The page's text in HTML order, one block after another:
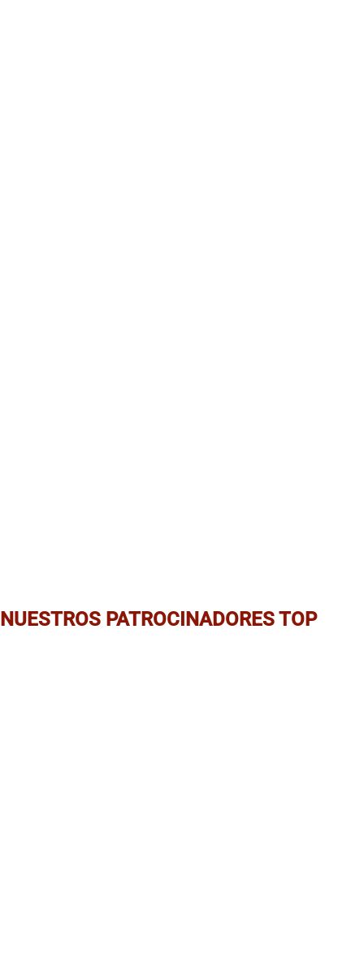
NUESTROS PATROCINADORES TOP